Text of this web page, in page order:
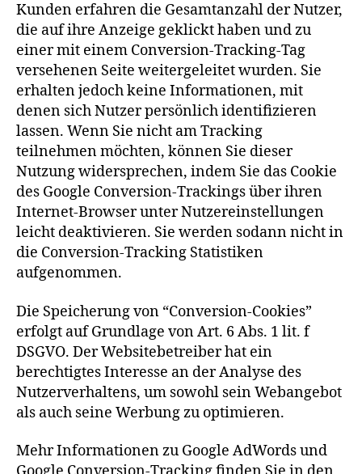
Kunden erfahren die Gesamtanzahl der Nutzer,
die auf ihre Anzeige geklickt haben und zu
einer mit einem Conversion-Tracking-Tag
versehenen Seite weitergeleitet wurden. Sie
erhalten jedoch keine Informationen, mit
denen sich Nutzer persönlich identifizieren
lassen. Wenn Sie nicht am Tracking
teilnehmen möchten, können Sie dieser
Nutzung widersprechen, indem Sie das Cookie
des Google Conversion-Trackings über ihren
Internet-Browser unter Nutzereinstellungen
leicht deaktivieren. Sie werden sodann nicht in
die Conversion-Tracking Statistiken
aufgenommen.
Die Speicherung von “Conversion-Cookies”
erfolgt auf Grundlage von Art. 6 Abs. 1 lit. f
DSGVO. Der Websitebetreiber hat ein
berechtigtes Interesse an der Analyse des
Nutzerverhaltens, um sowohl sein Webangebot
als auch seine Werbung zu optimieren.
Mehr Informationen zu Google AdWords und